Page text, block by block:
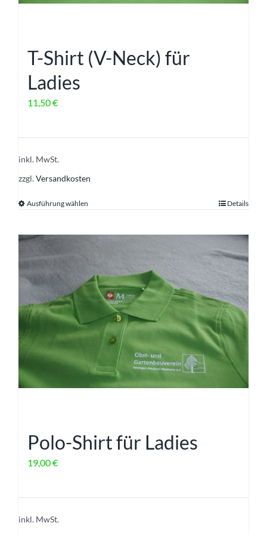
Produktseite
T-Shirt (V-Neck) für
Ladies
11,50€
inkl. MwSt.
zzgl.Versandkosten
Ausführung wählen
Varianten
auf.
Optionen
können
der
Produktseite
Details
Polo-Shirt für Ladies
19,00€
inkl. MwSt.